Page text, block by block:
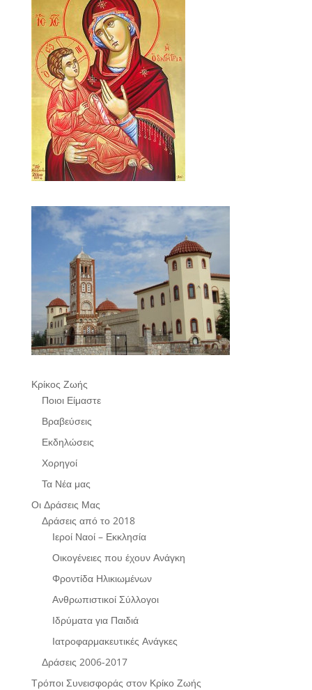
Κρίκος Ζωής
Ποιοι Είμαστε
Βραβεύσεις
Εκδηλώσεις
Χορηγοί
Τα Νέα μας
Οι Δράσεις Μας
Δράσεις από το 2018
Ιεροί Ναοί – Εκκλησία
Οικογένειες που έχουν Ανάγκη
Φροντίδα Ηλικιωμένων
Ανθρωπιστικοί Σύλλογοι
Ιδρύματα για Παιδιά
Ιατροφαρμακευτικές Ανάγκες
Δράσεις 2006-2017
Τρόποι Συνεισφοράς στον Κρίκο Ζωής